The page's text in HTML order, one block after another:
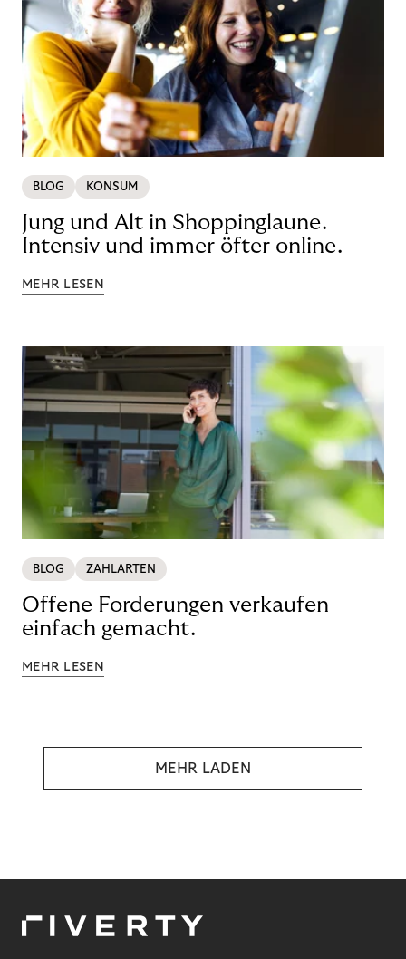
BLOG KONSUM
Jung und Alt in Shoppinglaune.
Intensiv und immer öfter online.
MEHR LESEN
BLOG ZAHLARTEN
Offene Forderungen verkaufen
einfach gemacht.
MEHR LESEN
MEHR LADEN